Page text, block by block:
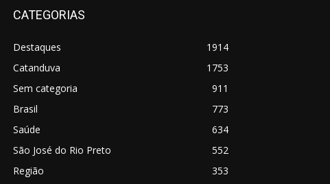
CATEGORIAS
Destaques
1914
Catanduva
1753
Sem categoria
911
Brasil
773
Saúde
634
São José do Rio Preto
552
Região
353